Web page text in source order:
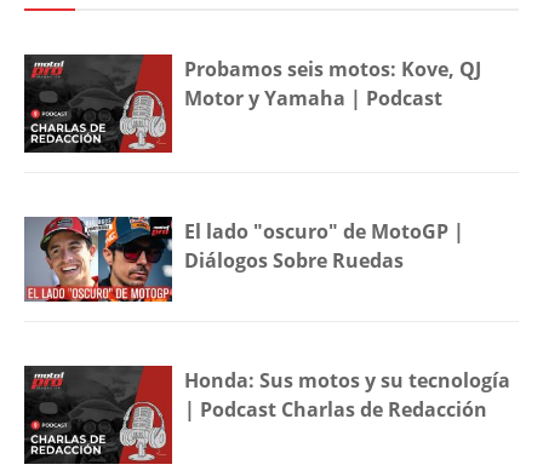
Probamos seis motos: Kove, QJ
Motor y Yamaha | Podcast
El lado "oscuro" de MotoGP |
Diálogos Sobre Ruedas
Honda: Sus motos y su tecnología
| Podcast Charlas de Redacción